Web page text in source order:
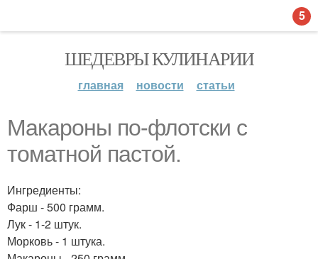
ШЕДЕВРЫ КУЛИНАРИИ
главная новости статьи
Макароны по-флотски с
томатной пастой.
Ингредиенты:
Фарш - 500 грамм.
Лук - 1-2 штук.
Морковь - 1 штука.
5